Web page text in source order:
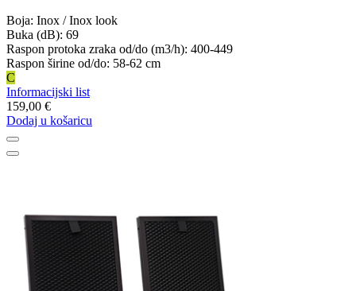
Boja: Inox / Inox look
Buka (dB): 69
Raspon protoka zraka od/do (m3/h): 400-449
Raspon širine od/do: 58-62 cm
C
Informacijski list
159,00 €
Dodaj u košaricu